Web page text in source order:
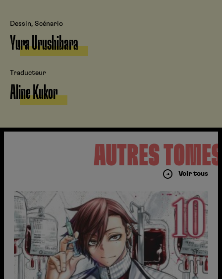
Dessin, Scénario
Yura Urushibara
Traducteur
Aline Kukor
AUTRES
Voir tous